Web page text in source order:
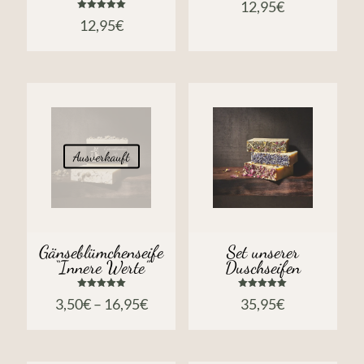
mit
5.00
12,95€
12,95€
Ausverkauft
Gänseblümchenseife
“Innere Werte”
mit
3,50€– 16,95€
Set unserer
Duschseifen
mit
5.00
35,95€